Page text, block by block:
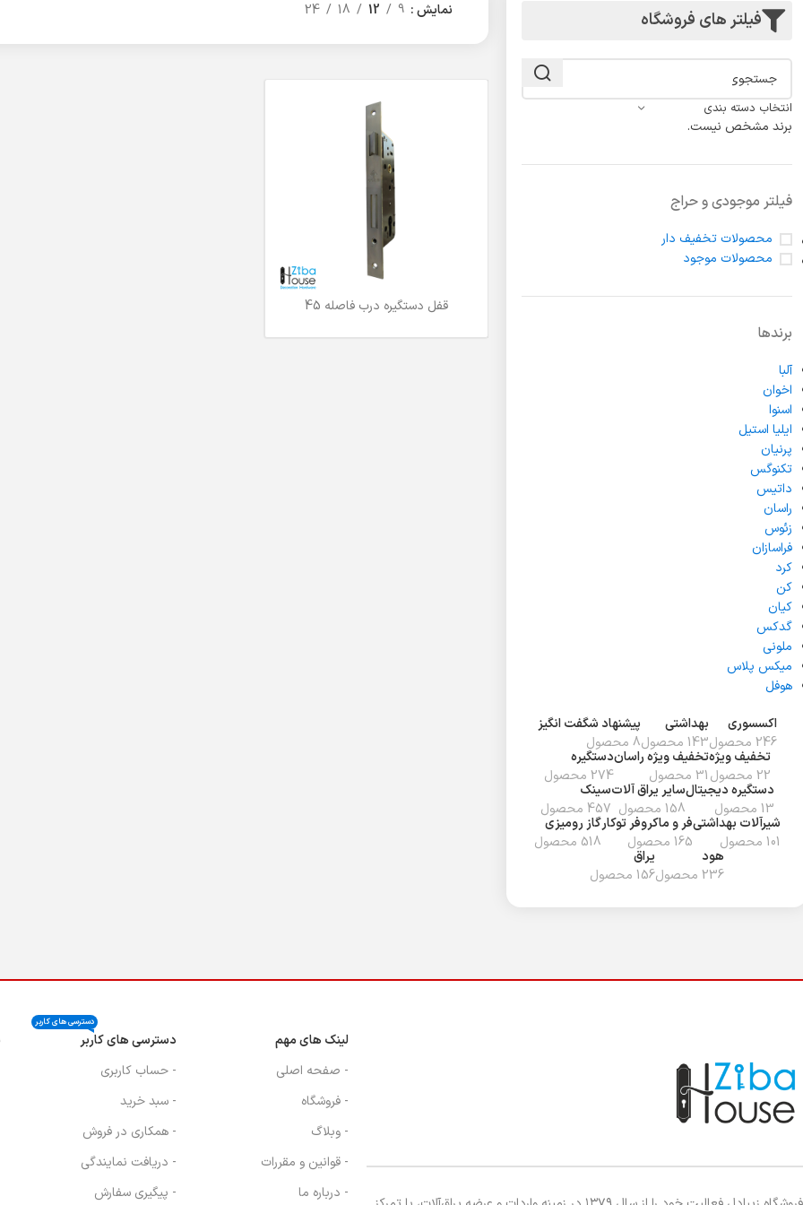
فیلتر های فروشگاه
انتخاب دسته بندی
برند مشخص نیست.
فیلتر موجودی و حراج
محصولات تخفیف دار
محصولات موجود
برندها
آلبا
اخوان
اسنوا
ایلیا استیل
پرنیان
تکنوگس
داتیس
راسان
زئوس
فراسازان
کرد
کن
کیان
گدکس
ملونی
میکس پلاس
هوفل
اکسسوری
246 محصول
بهداشتی
143 محصول
پیشنهاد شگفت انگیز
8 محصول
تخفیف ويژه
22 محصول
تخفیف ویژه راسان
31 محصول
دستگیره
274 محصول
دستگیره دیجیتال
13 محصول
سایر یراق آلات
158 محصول
سینک
457 محصول
شیرآلات بهداشتی
101 محصول
فر و ماکروفر توکار
165 محصول
گاز رومیزی
518 محصول
هود
236 محصول
یراق
156 محصول
نمایش 9
12
18
24
اطلاعات بیشتر
قفل دستگیره درب فاصله 45
لینک های مهم
- صفحه اصلی
- فروشگاه
- وبلاگ
- قوانین و مقررات
- درباره ما
دسترسی های کاربر
دسترسی های کاربر
- حساب کاربری
- سبد خرید
- همکاری در فروش
- دریافت نمایندگی
- پیگیری سفارش